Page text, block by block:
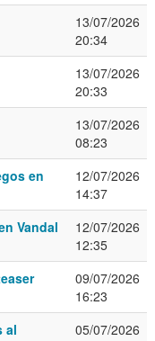
13/07/2026
20:34
13/07/2026
20:33
13/07/2026
08:23
en
12/07/2026
14:37
Vandal
12/07/2026
12:35
09/07/2026
16:23
al
05/07/2026